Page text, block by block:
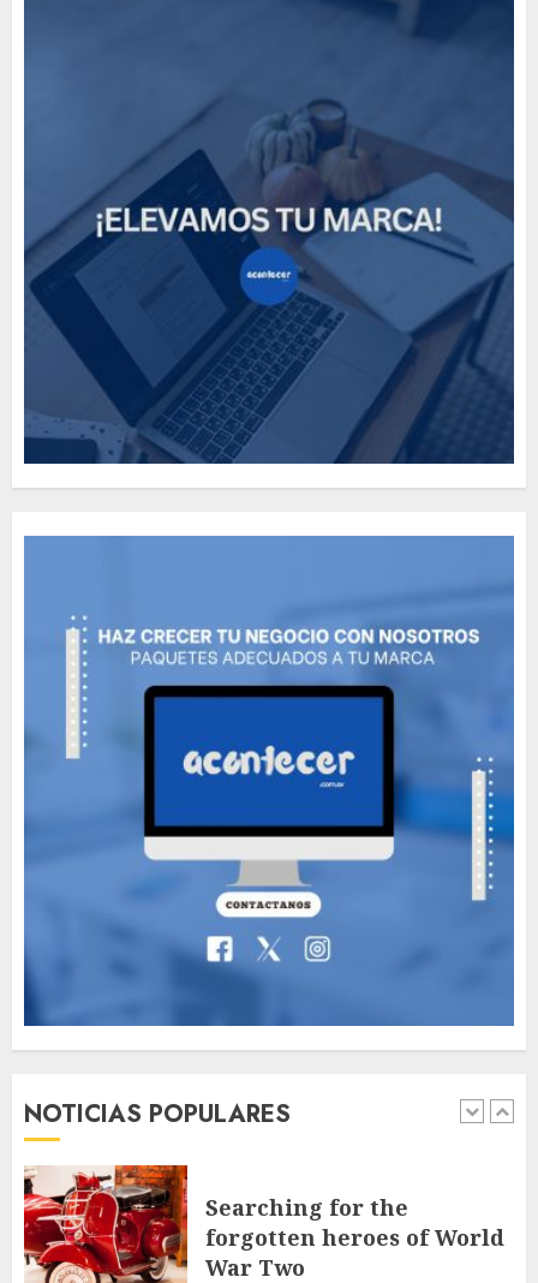
NOTICIAS POPULARES
How Many of These Italian
MAYO 14, 2024 814
Need to Know About the
Classic Cars in a Retro
Movie?
The full story of
Thailand’s extraordinary
cave rescue
MAYO 14, 2024
1
UU. tendrán acceso rápido
AGOSTO 9, 2026
Searching for the
forgotten heroes of World
War Two